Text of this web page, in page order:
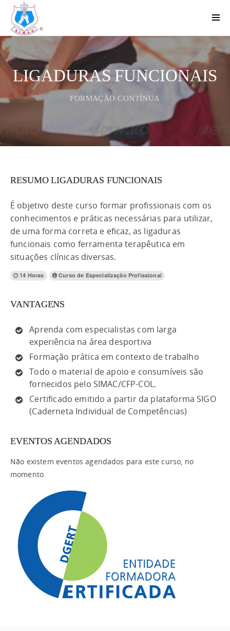
LIGADURAS FUNCIONAIS
FORMAÇÃO CONTÍNUA
RESUMO LIGADURAS FUNCIONAIS
É objetivo deste curso formar profissionais com os
conhecimentos e práticas necessárias para utilizar,
de uma forma correta e eficaz, as ligaduras
funcionais como ferramenta terapêutica em
situações clínicas diversas.
14 Horas Curso de Especialização Profissional
VANTAGENS
Aprenda com especialistas com larga
experiência na área desportiva
Formação prática em contexto de trabalho
Todo o material de apoio e consumíveis são
fornecidos pelo SIMAC/CFP-COL.
Certificado emitido a partir da plataforma SIGO
(Caderneta Individual de Competências)
EVENTOS AGENDADOS
Não existem eventos agendados para este curso, no
momento.